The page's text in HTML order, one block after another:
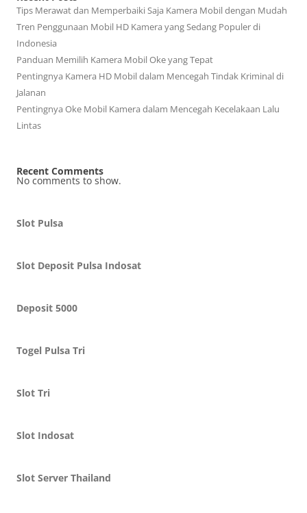
Tips Merawat dan Memperbaiki Saja Kamera Mobil dengan Mudah
Tren Penggunaan Mobil HD Kamera yang Sedang Populer di
Indonesia
Panduan Memilih Kamera Mobil Oke yang Tepat
Pentingnya Kamera HD Mobil dalam Mencegah Tindak Kriminal di
Jalanan
Pentingnya Oke Mobil Kamera dalam Mencegah Kecelakaan Lalu
Lintas
Recent Comments
No comments to show.
Slot Pulsa
Slot Deposit Pulsa Indosat
Deposit 5000
Togel Pulsa Tri
Slot Tri
Slot Indosat
Slot Server Thailand